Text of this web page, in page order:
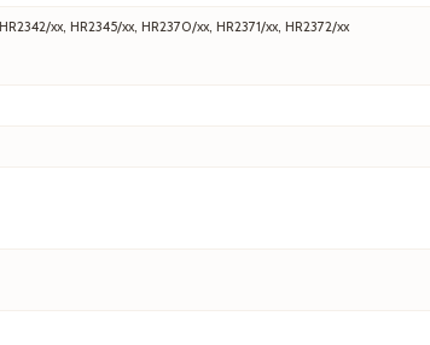
xx, HR2345/xx, HR2370/xx, HR2371/xx, HR2372/xx